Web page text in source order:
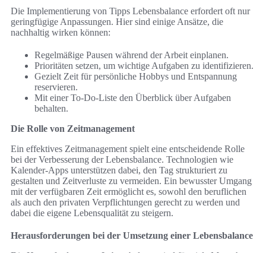
Die Implementierung von Tipps Lebensbalance erfordert oft nur
geringfügige Anpassungen. Hier sind einige Ansätze, die
nachhaltig wirken können:
Regelmäßige Pausen während der Arbeit einplanen.
Prioritäten setzen, um wichtige Aufgaben zu identifizieren.
Gezielt Zeit für persönliche Hobbys und Entspannung
reservieren.
Mit einer To-Do-Liste den Überblick über Aufgaben
behalten.
Die Rolle von Zeitmanagement
Ein effektives Zeitmanagement spielt eine entscheidende Rolle
bei der Verbesserung der Lebensbalance. Technologien wie
Kalender-Apps unterstützen dabei, den Tag strukturiert zu
gestalten und Zeitverluste zu vermeiden. Ein bewusster Umgang
mit der verfügbaren Zeit ermöglicht es, sowohl den beruflichen
als auch den privaten Verpflichtungen gerecht zu werden und
dabei die eigene Lebensqualität zu steigern.
Herausforderungen bei der Umsetzung einer Lebensbalance